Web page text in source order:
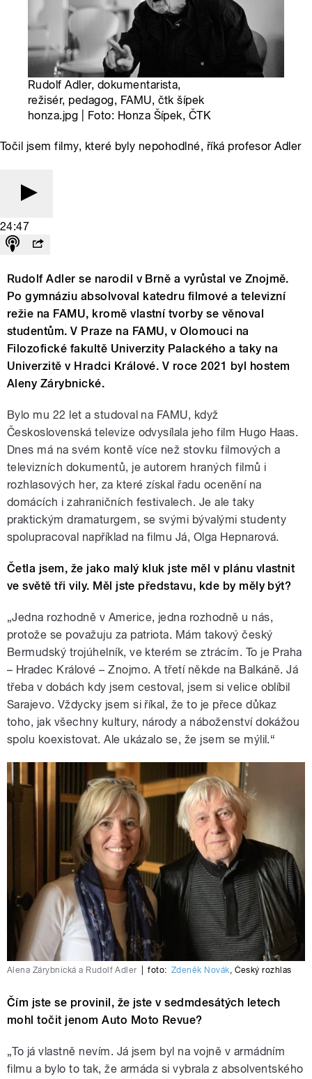
Rudolf Adler, dokumentarista,
režisér, pedagog, FAMU, čtk šípek
honza.jpg | Foto: Honza Šípek, ČTK
Točil jsem filmy, které byly nepohodlné, říká profesor Adler
24:47
Rudolf Adler se narodil v Brně a vyrůstal ve Znojmě.
Po gymnáziu absolvoval katedru filmové a televizní
režie na FAMU, kromě vlastní tvorby se věnoval
studentům. V Praze na FAMU, v Olomouci na
Filozofické fakultě Univerzity Palackého a taky na
Univerzitě v Hradci Králové. V roce 2021 byl hostem
Aleny Zárybnické.
Bylo mu 22 let a studoval na FAMU, když
Československá televize odvysílala jeho film Hugo Haas.
Dnes má na svém kontě více než stovku filmových a
televizních dokumentů, je autorem hraných filmů i
rozhlasových her, za které získal řadu ocenění na
domácích i zahraničních festivalech. Je ale taky
praktickým dramaturgem, se svými bývalými studenty
spolupracoval například na filmu Já, Olga Hepnarová.
Četla jsem, že jako malý kluk jste měl v plánu vlastnit
ve světě tři vily. Měl jste představu, kde by měly být?
„Jedna rozhodně v Americe, jedna rozhodně u nás,
protože se považuju za patriota. Mám takový český
Bermudský trojúhelník, ve kterém se ztrácím. To je Praha
– Hradec Králové – Znojmo. A třetí někde na Balkáně. Já
třeba v dobách kdy jsem cestoval, jsem si velice oblíbil
Sarajevo. Vždycky jsem si říkal, že to je přece důkaz
toho, jak všechny kultury, národy a náboženství dokážou
spolu koexistovat. Ale ukázalo se, že jsem se mýlil.“
Alena Zárybnická a Rudolf Adler foto: Zdeněk Novák, Český rozhlas
Čím jste se provinil, že jste v sedmdesátých letech
mohl točit jenom Auto Moto Revue?
„To já vlastně nevím. Já jsem byl na vojně v armádním
filmu a bylo to tak, že armáda si vybrala z absolventského